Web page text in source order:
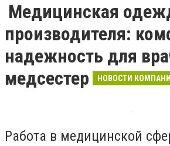
Медицинская
производителя:
надежность для
медсестер
НОВОСТИ
Работа в медицинской